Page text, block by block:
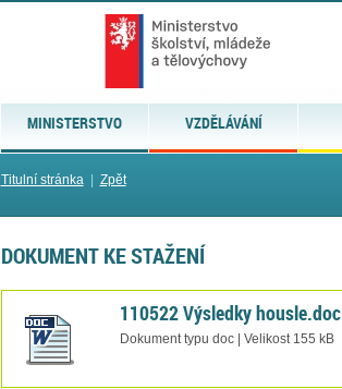
MINISTERSTVO VZDĚLÁVÁNÍ
Titulní stránka| Zpět
DOKUMENT KE STAŽENÍ
110522 Výsledky housle.doc
Dokument typu doc | Velikost 155 kB